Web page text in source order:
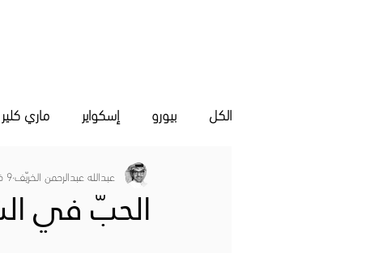
الكل بيورو إسكواير ماري كلير
الحبّ في
عبدالله عبدالرحمن الخريّف9 فبراير 2023